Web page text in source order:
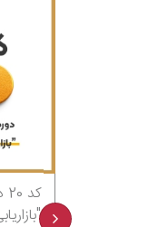
کد 20 دوره جامع
فروش حرفه‌ای